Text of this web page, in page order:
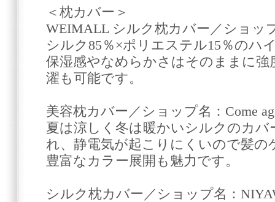
＜枕カバー＞
WEIMALL シルク枕カバー／ショッ
シルク85％×ポリエステル15％のハ
保湿感やなめらかさはそのままに強
濯も可能です。
美容枕カバー／ショップ名：Come
夏は涼しく冬は暖かいシルクのカバ
れ、静電気が起こりにくいので髪の
豊富なカラー展開も魅力です。
シルク枕カバー／ショップ名：